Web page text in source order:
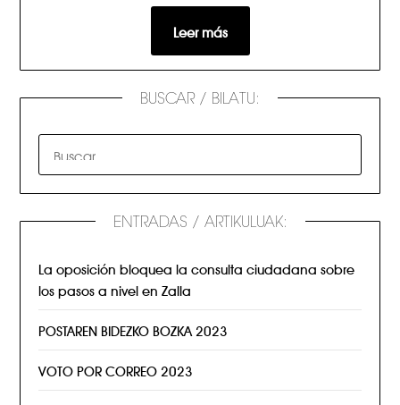
Leer más
BUSCAR / BILATU:
ENTRADAS / ARTIKULUAK:
La oposición bloquea la consulta ciudadana sobre
los pasos a nivel en Zalla
POSTAREN BIDEZKO BOZKA 2023
VOTO POR CORREO 2023